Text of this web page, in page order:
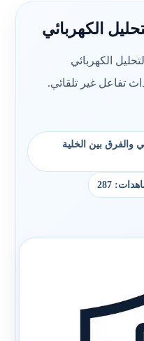
الكهربائي
الكهربائي
تفاعل غير تلقائي.
والفرق بين الخلية
287